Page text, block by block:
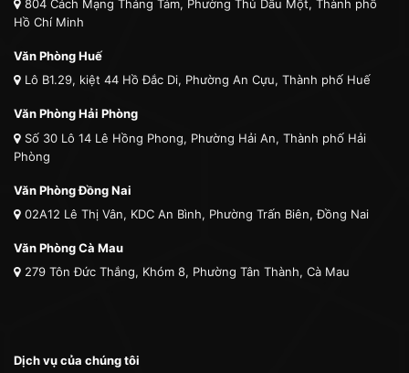
804 Cách Mạng Tháng Tám, Phường Thủ Dầu Một, Thành phố
Hồ Chí Minh
Văn Phòng Huế
Lô B1.29, kiệt 44 Hồ Đắc Di, Phường An Cựu, Thành phố Huế
Văn Phòng Hải Phòng
Số 30 Lô 14 Lê Hồng Phong, Phường Hải An, Thành phố Hải
Phòng
Văn Phòng Đồng Nai
02A12 Lê Thị Vân, KDC An Bình, Phường Trấn Biên, Đồng Nai
Văn Phòng Cà Mau
279 Tôn Đức Thắng, Khóm 8, Phường Tân Thành, Cà Mau
Dịch vụ của chúng tôi